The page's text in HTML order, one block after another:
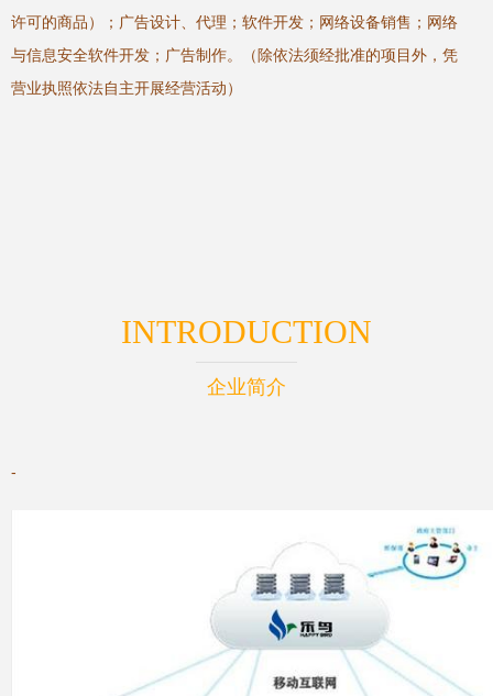
许可的商品）；广告设计、代理；软件开发；网络设备销售；网络
与信息安全软件开发；广告制作。（除依法须经批准的项目外，凭
营业执照依法自主开展经营活动）
INTRODUCTION
企业简介
-